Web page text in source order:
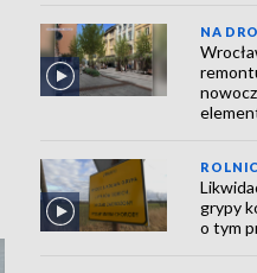
NA
grypy
o tym